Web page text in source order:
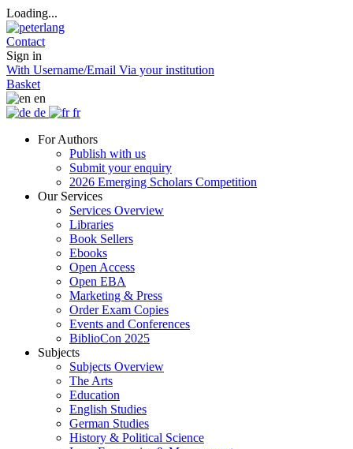
Loading...
Contact
Sign in
With Username/Email Via your institution
Basket
en
de
fr
For Authors
Publish with us
Submit your enquiry
2026 Emerging Scholars Competition
Our Services
Services Overview
Libraries
Book Sellers
Ebooks
Open Access
Open EBA
Marketing & Press
Order Exam Copies
Events and Conferences
BiblioCon 2025
Subjects
Subjects Overview
The Arts
Education
English Studies
German Studies
History & Political Science